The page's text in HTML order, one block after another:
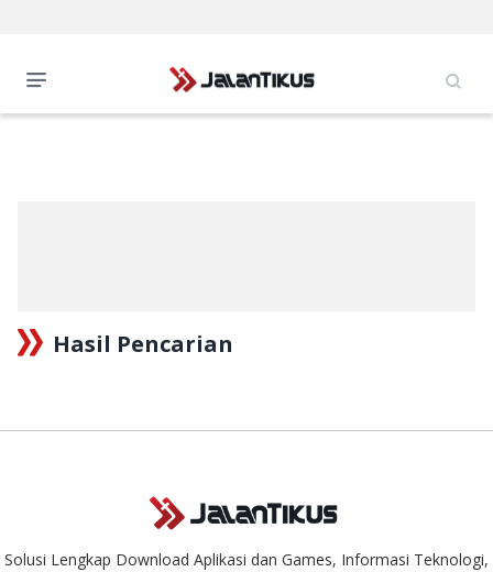
Hasil Pencarian
Solusi Lengkap Download Aplikasi dan Games, Informasi Teknologi,